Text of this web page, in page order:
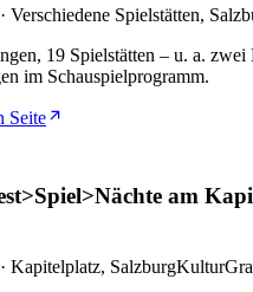
· Verschiedene Spielstätten,
19 Spielstätten – u. a. zwei
im Schauspielprogramm.
Seite
am
· Kapitelplatz, SalzburgKultur